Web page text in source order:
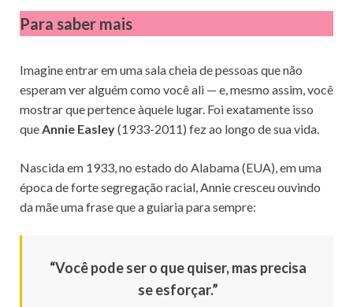
Para saber mais
Imagine entrar em uma sala cheia de pessoas que não
esperam ver alguém como você ali — e, mesmo assim, você
mostrar que pertence àquele lugar. Foi exatamente isso
queAnnie Easley(1933-2011) fez ao longo de sua vida.
Nascida em 1933, no estado do Alabama (EUA), em uma
época de forte segregação racial, Annie cresceu ouvindo
da mãe uma frase que a guiaria para sempre:
“Você pode ser o que quiser, mas precisa
se esforçar.”